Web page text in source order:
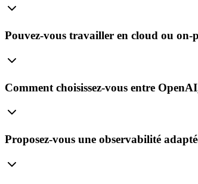
Pouvez-vous travailler en cloud ou
Comment choisissez-vous entre
Proposez-vous une observabilité